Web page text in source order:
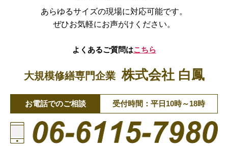
あらゆるサイズの現場に対応可能です。
ぜひお気軽にお声がけください。
よくあるご質問はこちら
大規模修繕専門企業 株式会社 白鳳
お電話でのご相談 受付時間：平日10時～18時